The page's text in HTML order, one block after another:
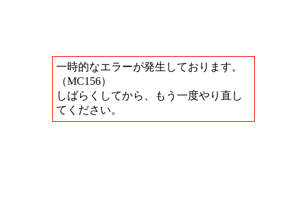
一時的なエラーが発生しております。
（MC156）
しばらくしてから、もう一度やり直し
てください。